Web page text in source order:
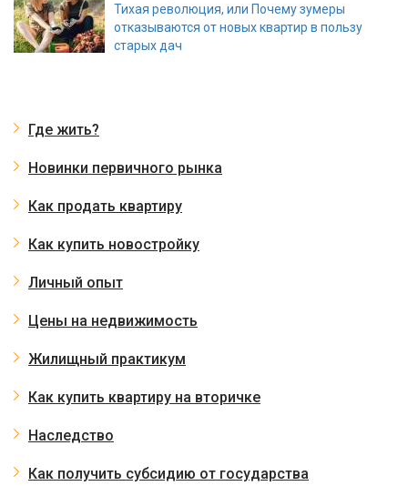
Тихая революция, или Почему зумеры
отказываются от новых квартир в пользу
старых дач
Где жить?
Новинки первичного рынка
Как продать квартиру
Как купить новостройку
Личный опыт
Цены на недвижимость
Жилищный практикум
Как купить квартиру на вторичке
Наследство
Как получить субсидию от государства